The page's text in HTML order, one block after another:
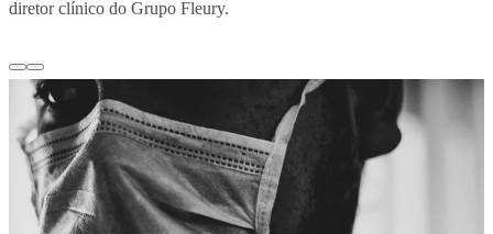
diretor clínico do Grupo Fleury.